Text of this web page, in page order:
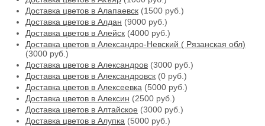
Доставка цветов в Алапаевск (1500 руб.)
Доставка цветов в Алдан (9000 руб.)
Доставка цветов в Алейск (4000 руб.)
Доставка цветов в Александро-Невский ( Рязанская обл)
(3000 руб.)
Доставка цветов в Александров (3000 руб.)
Доставка цветов в Александровск (0 руб.)
Доставка цветов в Алексеевка (5000 руб.)
Доставка цветов в Алексин (2500 руб.)
Доставка цветов в Алтайское (3000 руб.)
Доставка цветов в Алупка (5000 руб.)